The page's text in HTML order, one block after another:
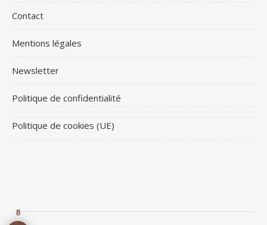
Contact
Mentions légales
Newsletter
Politique de confidentialité
Politique de cookies (UE)
8